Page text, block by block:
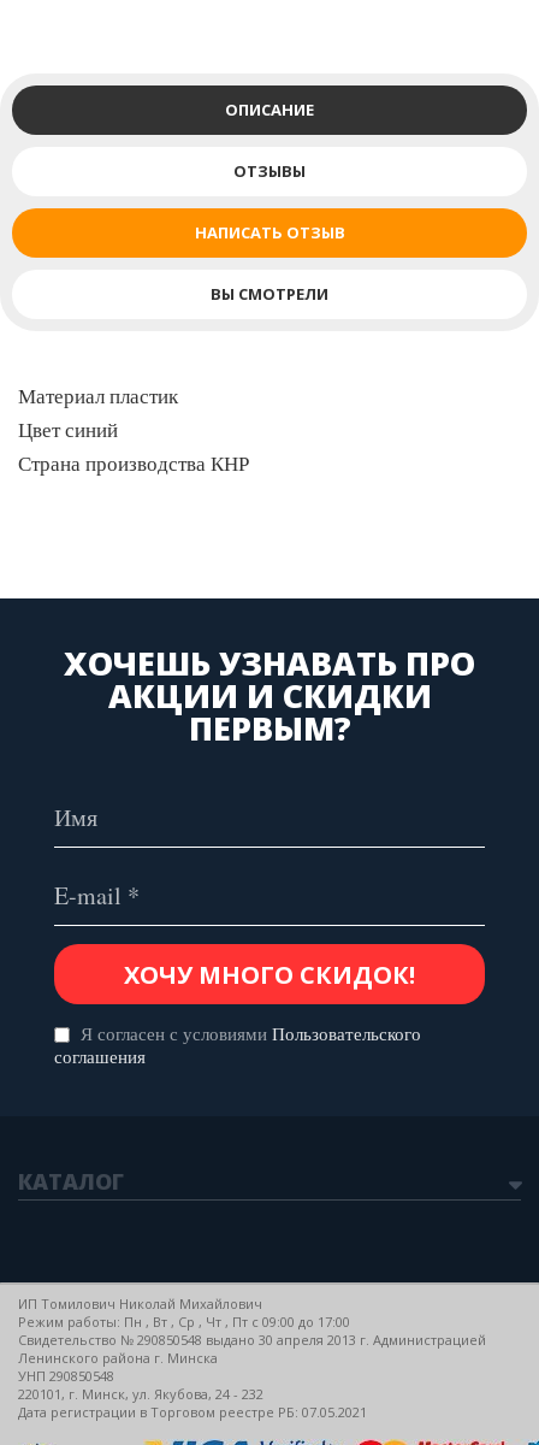
ОПИСАНИЕ
ОТЗЫВЫ
НАПИСАТЬ ОТЗЫВ
ВЫ СМОТРЕЛИ
Материал пластик
Цвет синий
Страна производства КНР
ХОЧЕШЬ УЗНАВАТЬ ПРО
АКЦИИ И СКИДКИ
ПЕРВЫМ?
Я согласен с условиями Пользовательского
соглашения
КАТАЛОГ
ИП Томилович Николай Михайлович
Режим работы: Пн , Вт , Ср , Чт , Пт c 09:00 до 17:00
Свидетельство № 290850548 выдано 30 апреля 2013 г. Администрацией
Ленинского района г. Минска
УНП 290850548
220101, г. Минск, ул. Якубова, 24 - 232
Дата регистрации в Торговом реестре РБ: 07.05.2021